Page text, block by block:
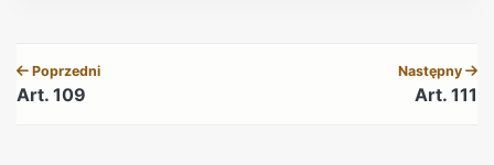
Poprzedni
Art. 109
Następny
Art. 111